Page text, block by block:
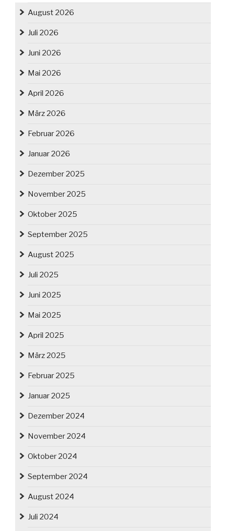
August 2026
Juli 2026
Juni 2026
Mai 2026
April 2026
März 2026
Februar 2026
Januar 2026
Dezember 2025
November 2025
Oktober 2025
September 2025
August 2025
Juli 2025
Juni 2025
Mai 2025
April 2025
März 2025
Februar 2025
Januar 2025
Dezember 2024
November 2024
Oktober 2024
September 2024
August 2024
Juli 2024